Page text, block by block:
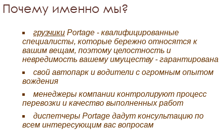
Почему именно мы?
грузчики Portage - квалифицированные
специалисты, которые бережно относятся к
вашим вещам, поэтому целостность и
невредимость вашему имуществу - гарантирована
свой автопарк и водители с огромным опытом
вождения
менеджеры компании контролируют процесс
перевозки и качество выполненных работ
диспетчеры Portage дадут консультацию по
всем интересующим вас вопросам